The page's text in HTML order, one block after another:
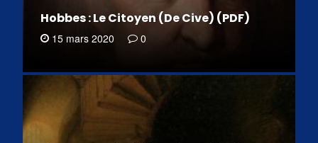
Hobbes : Le Citoyen (De Cive) (PDF)
15 mars 2020 0